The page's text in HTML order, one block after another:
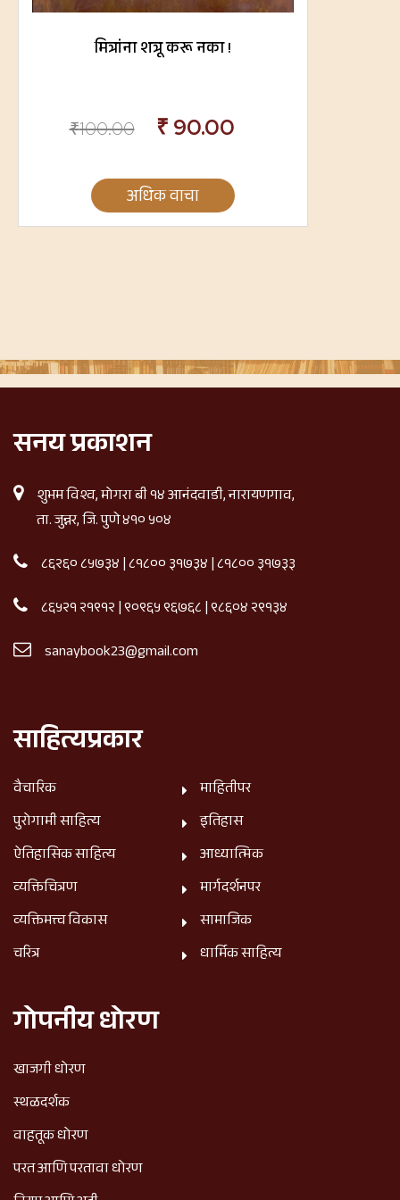
मित्रांना शत्रू करू नका !
₹100.00 ₹ 90.00
अधिक वाचा
सनय प्रकाशन
शुभम विश्व, मोगरा बी १४ आनंदवाडी, नारायणगाव,
ता. जुन्नर, जि. पुणे ४१० ५०४
८६२६० ८५७३४|८१८०० ३१७३४|८१८०० ३१७३३
८६५२१ २१९१२|९०९६५ ९६७६८|९८६०४ २९१३४
sanaybook23@gmail.com
साहित्यप्रकार
वैचारिक
पुरोगामी साहित्य
ऐतिहासिक साहित्य
व्यक्तिचित्रण
व्यक्तिमत्त्व विकास
चरित्र
माहितीपर
इतिहास
आध्यात्मिक
मार्गदर्शनपर
सामाजिक
धार्मिक साहित्य
गोपनीय धोरण
खाजगी धोरण
स्थळदर्शक
वाहतूक धोरण
परत आणि परतावा धोरण